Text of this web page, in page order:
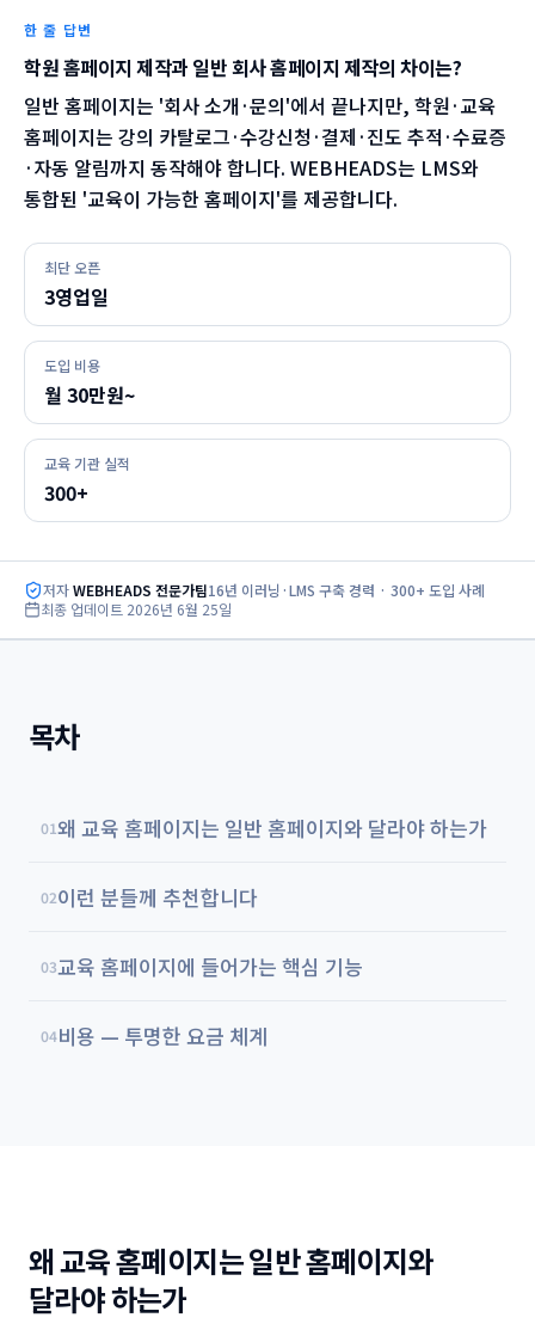
한 줄 답변
학원 홈페이지 제작과 일반 회사 홈페이지 제작의 차이는?
일반 홈페이지는 '회사 소개·문의'에서 끝나지만, 학원·교육
홈페이지는 강의 카탈로그·수강신청·결제·진도 추적·수료증
·자동 알림까지 동작해야 합니다. WEBHEADS는 LMS와
통합된 '교육이 가능한 홈페이지'를 제공합니다.
최단 오픈
3영업일
도입 비용
월 30만원~
교육 기관 실적
300+
저자WEBHEADS 전문가팀16년 이러닝·LMS 구축 경력 · 300+ 도입 사례
최종 업데이트 2026년 6월 25일
목차
01왜 교육 홈페이지는 일반 홈페이지와 달라야 하는가
02이런 분들께 추천합니다
03교육 홈페이지에 들어가는 핵심 기능
04비용 — 투명한 요금 체계
왜 교육 홈페이지는 일반 홈페이지와
달라야 하는가